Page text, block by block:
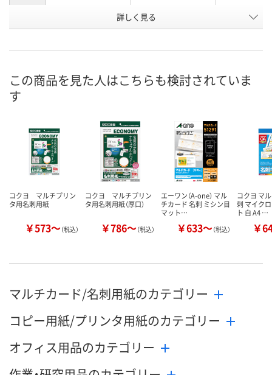
アイボリー
号
お届け日
数量
カゴへ
数量
カゴへ カ
詳しく見る
この商品を見た人はこちらも検討されていま
す
コクヨ マルチプリン
タ用名刺用紙
￥573～（税込）
コクヨ マルチプリン
タ用名刺用紙（厚口）
￥786～（税込）
エーワン（A-one） マル
チカード 名刺 ミシン目
マット…
￥633～（税込）
コクヨ マ
刺 マイク
ト 白 A4 …
￥
マルチカード/名刺用紙のカテゴリー
コピー用紙/プリンタ用紙のカテゴリー
オフィス用品のカテゴリー